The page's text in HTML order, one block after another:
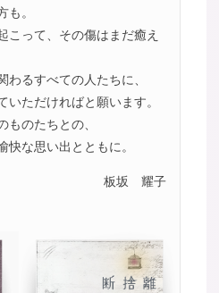
も。
こって、その傷はまだ癒え
るすべての人たちに、
いただければと願います。
ものたちとの、
快な思い出とともに。
板坂 耀子